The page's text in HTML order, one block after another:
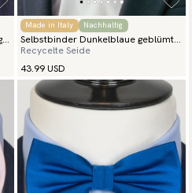
Made in Italy Nachhaltig
Selbstbinder Dunkelblaue geblümte
Fliege Spezia
Recycelte Seide
43.99 USD